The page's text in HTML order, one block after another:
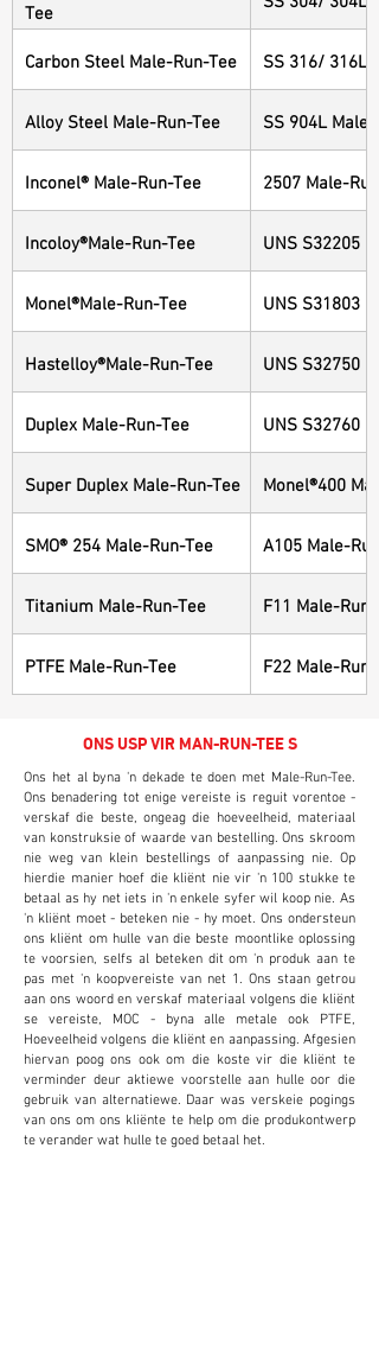
Tee
Carbon Steel Male-Run-Tee SS 316/ 316L
Alloy Steel Male-Run-Tee SS 904L Male-
Inconel® Male-Run-Tee 2507 Male-Run-
Incoloy®Male-Run-Tee UNS S32205
Monel®Male-Run-Tee UNS S31803
Hastelloy®Male-Run-Tee UNS S32750
Duplex Male-Run-Tee UNS S32760
Super Duplex Male-Run-Tee Monel®400
SMO® 254 Male-Run-Tee A105 Male-
Titanium Male-Run-Tee F11 Male-Run-
PTFE Male-Run-Tee F22 Male-Run-
ONS USP VIR MAN-RUN-TEE S
Ons het al byna 'n dekade te doen met Male-Run-Tee.
Ons benadering tot enige vereiste is reguit vorentoe -
verskaf die beste, ongeag die hoeveelheid, materiaal
van konstruksie of waarde van bestelling. Ons skroom
nie weg van klein bestellings of aanpassing nie. Op
hierdie manier hoef die kliënt nie vir 'n 100 stukke te
betaal as hy net iets in 'n enkele syfer wil koop nie. As
'n kliënt moet - beteken nie - hy moet. Ons ondersteun
ons kliënt om hulle van die beste moontlike oplossing
te voorsien, selfs al beteken dit om 'n produk aan te
pas met 'n koopvereiste van net 1. Ons staan getrou
aan ons woord en verskaf materiaal volgens die kliënt
se vereiste, MOC - byna alle metale ook PTFE,
Hoeveelheid volgens die kliënt en aanpassing. Afgesien
hiervan poog ons ook om die koste vir die kliënt te
verminder deur aktiewe voorstelle aan hulle oor die
gebruik van alternatiewe. Daar was verskeie pogings
van ons om ons kliënte te help om die produkontwerp
te verander wat hulle te goed betaal het.